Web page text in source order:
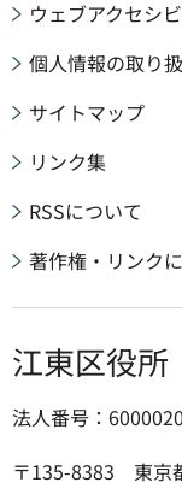
ウェブアクセシ
個人情報の取り
サイトマップ
リンク集
RSSについて
著作権・リンク
江東区役所
法人番号：
〒135-8383 東京